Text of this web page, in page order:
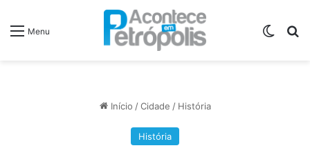
Menu
Início / Cidade / História
História